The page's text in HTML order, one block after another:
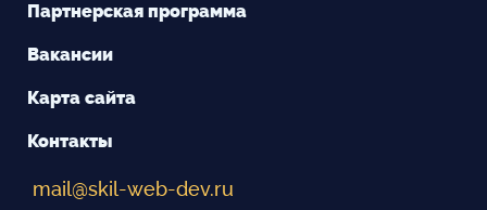
Партнерская программа
Вакансии
Карта сайта
Контакты
mail@skil-web-dev.ru